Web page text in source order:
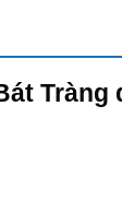
Tràng